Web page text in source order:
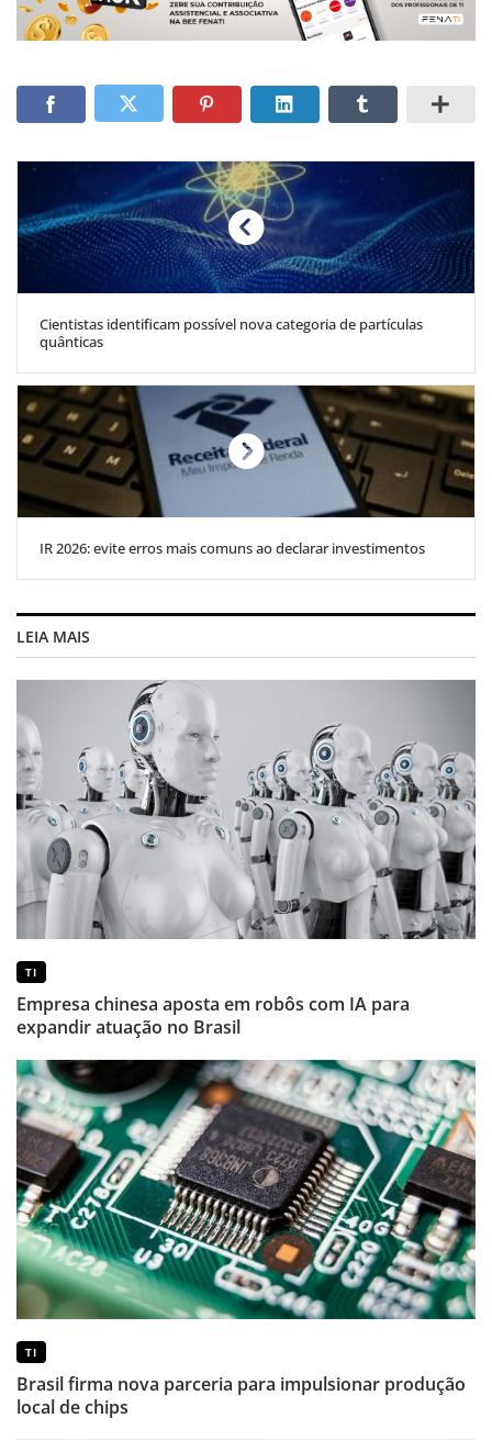
Cientistas identificam possível nova categoria de partículas
quânticas
IR 2026: evite erros mais comuns ao declarar investimentos
LEIA MAIS
TI
Empresa chinesa aposta em robôs com IA para
expandir atuação no Brasil
TI
Brasil firma nova parceria para impulsionar produção
local de chips